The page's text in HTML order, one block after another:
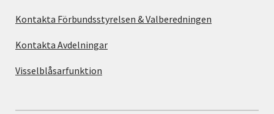
Kontakta Förbundsstyrelsen & Valberedningen
Kontakta Avdelningar
Visselblåsarfunktion